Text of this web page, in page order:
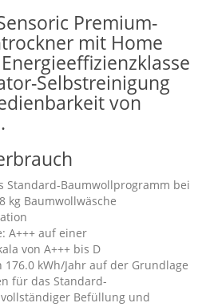
Premium-
mit Home
Selbstreinigung
von
Standard-Baumwollprogramm bei
kg Baumwollwäsche
A+++ auf einer
von A+++ bis D
kWh/Jahr auf der Grundlage
für das Standard-
Befüllung und